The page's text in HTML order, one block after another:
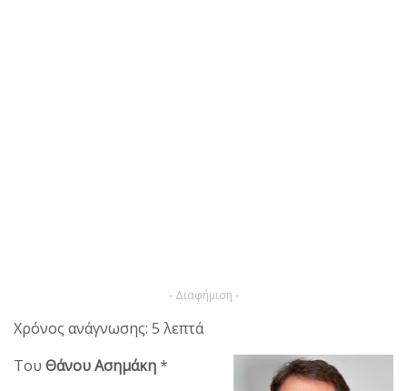
- Διαφήμιση -
Χρόνος ανάγνωσης: 5 λεπτά
Του Θάνου Ασημάκη*